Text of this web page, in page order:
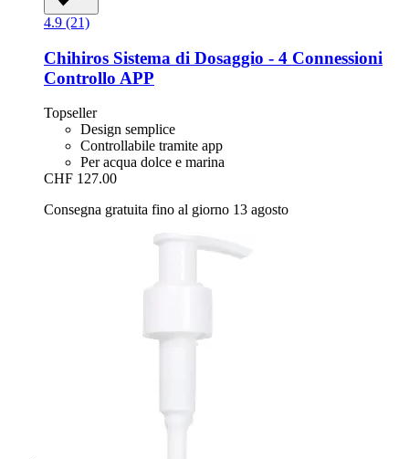
4.9 (21)
Chihiros Sistema di Dosaggio -​ 4 Connessioni
Controllo APP
Topseller
Design semplice
Controllabile tramite app
Per acqua dolce e marina
CHF 127.00
Consegna gratuita fino al giorno 13 agosto